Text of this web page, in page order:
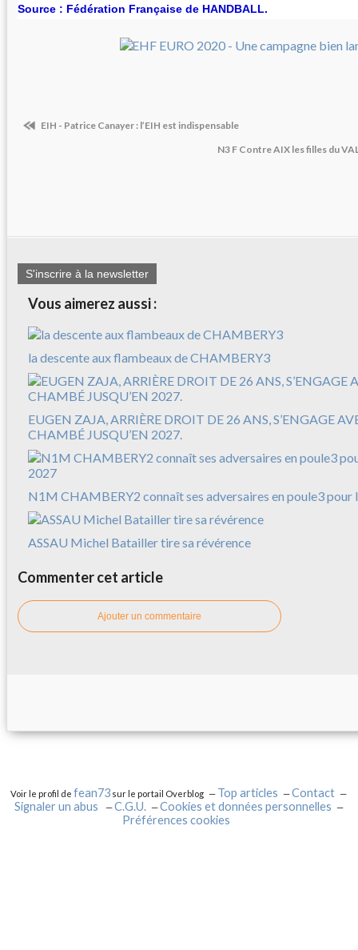
Source : Fédération Française de HANDBALL.
EIH - Patrice Canayer : l’EIH est indispensable
N3 F Contre AIX les filles du
S'inscrire à la newsletter
Vous aimerez aussi :
la descente aux flambeaux de CHAMBERY3
EUGEN ZAJA, ARRIÈRE DROIT DE 26 ANS, S’ENGAGE
CHAMBÉ JUSQU’EN 2027.
N1M CHAMBERY2 connaît ses adversaires en poule3 pour
ASSAU Michel Batailler tire sa révérence
Commenter cet article
Ajouter un commentaire
Voir le profil defean73 sur le portail Overblog Top articles
Contact
Signaler un abus
C.G.U.
Cookies et données personnelles
Préférences cookies